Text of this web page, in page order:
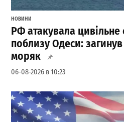
НОВИНИ
РФ атакувала
поблизу Одеси:
моряк
06-08-2026 в 10:23